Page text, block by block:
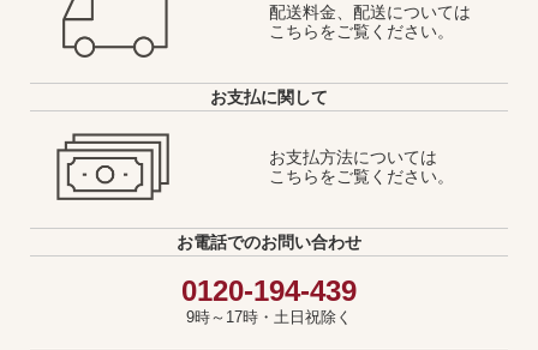
配送料金、配送については
こちらをご覧ください。
お支払に関して
お支払方法については
こちらをご覧ください。
お電話でのお問い合わせ
0120-194-439
9時～17時・土日祝除く